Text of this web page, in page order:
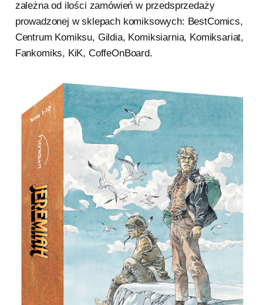
zależna od ilości zamówień w przedsprzedaży
prowadzonej w sklepach komiksowych: BestComics,
Centrum Komiksu, Gildia, Komiksiarnia, Komiksariat,
Fankomiks, KiK, CoffeOnBoard.